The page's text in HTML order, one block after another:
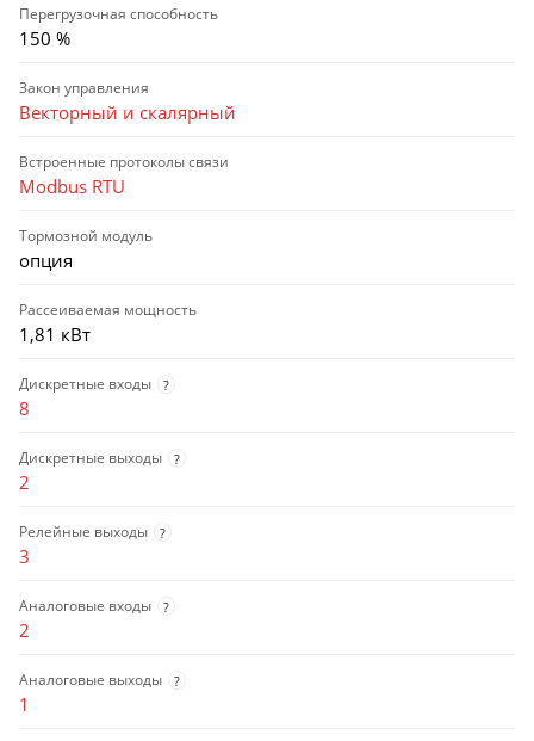
Перегрузочная способность
150 %
Закон управления
Векторный и скалярный
Встроенные протоколы связи
Modbus RTU
Тормозной модуль
опция
Рассеиваемая мощность
1,81 кВт
Дискретные входы ?
8
Дискретные выходы ?
2
Релейные выходы ?
3
Аналоговые входы ?
2
Аналоговые выходы ?
1